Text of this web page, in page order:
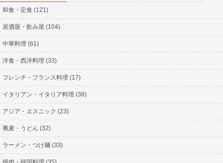
和食・定食 (121)
居酒屋・飲み屋 (104)
中華料理 (61)
洋食・西洋料理 (33)
フレンチ・フランス料理 (17)
イタリアン・イタリア料理 (38)
アジア・エスニック (23)
蕎麦・うどん (32)
ラーメン・つけ麺 (33)